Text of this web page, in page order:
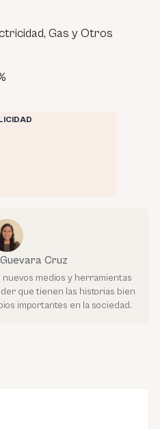
Gas y Otros
Cruz
medios y herramientas
que tienen las historias bien
importantes en la sociedad.